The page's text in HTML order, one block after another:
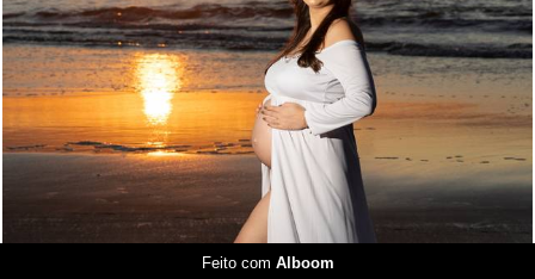
195 0
Feito com Alboom